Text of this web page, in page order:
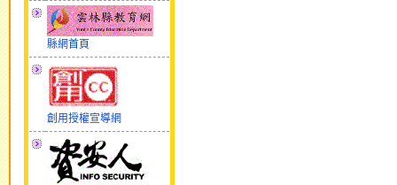
縣網首頁
創用授權宣導網